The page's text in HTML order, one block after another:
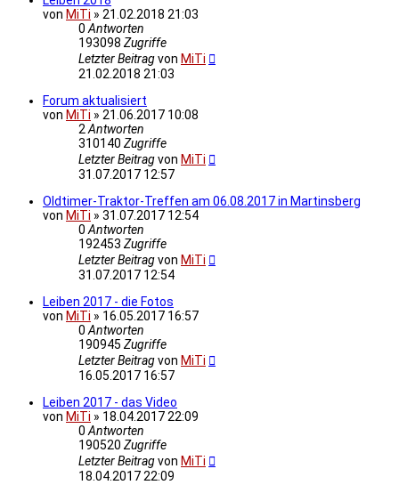
von MiTi » 21.02.2018 21:03
0Antworten
193098 Zugriffe
Letzter Beitragvon MiTi
21.02.2018 21:03
Forum aktualisiert
von MiTi » 21.06.2017 10:08
2Antworten
310140 Zugriffe
Letzter Beitragvon MiTi
31.07.2017 12:57
Oldtimer-Traktor-Treffen am 06.08.2017 in Martinsberg
von MiTi » 31.07.2017 12:54
0Antworten
192453 Zugriffe
Letzter Beitragvon MiTi
31.07.2017 12:54
Leiben 2017 - die Fotos
von MiTi » 16.05.2017 16:57
0Antworten
190945 Zugriffe
Letzter Beitragvon MiTi
16.05.2017 16:57
Leiben 2017 - das Video
von MiTi » 18.04.2017 22:09
0Antworten
190520 Zugriffe
Letzter Beitragvon MiTi
18.04.2017 22:09